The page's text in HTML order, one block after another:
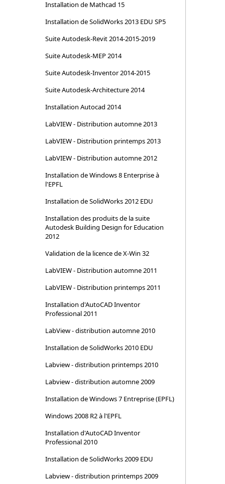
Installation de Mathcad 15
Installation de SolidWorks 2013 EDU SP5
Suite Autodesk-Revit 2014-2015-2019
Suite Autodesk-MEP 2014
Suite Autodesk-Inventor 2014-2015
Suite Autodesk-Architecture 2014
Installation Autocad 2014
LabVIEW - Distribution automne 2013
LabVIEW - Distribution printemps 2013
LabVIEW - Distribution automne 2012
Installation de Windows 8 Enterprise à
l'EPFL
Installation de SolidWorks 2012 EDU
Installation des produits de la suite
Autodesk Building Design for Education
2012
Validation de la licence de X-Win 32
LabVIEW - Distribution automne 2011
LabVIEW - Distribution printemps 2011
Installation d'AutoCAD Inventor
Professional 2011
LabView - distribution automne 2010
Installation de SolidWorks 2010 EDU
Labview - distribution printemps 2010
Labview - distribution automne 2009
Installation de Windows 7 Entreprise (EPFL)
Windows 2008 R2 à l'EPFL
Installation d'AutoCAD Inventor
Professional 2010
Installation de SolidWorks 2009 EDU
Labview - distribution printemps 2009